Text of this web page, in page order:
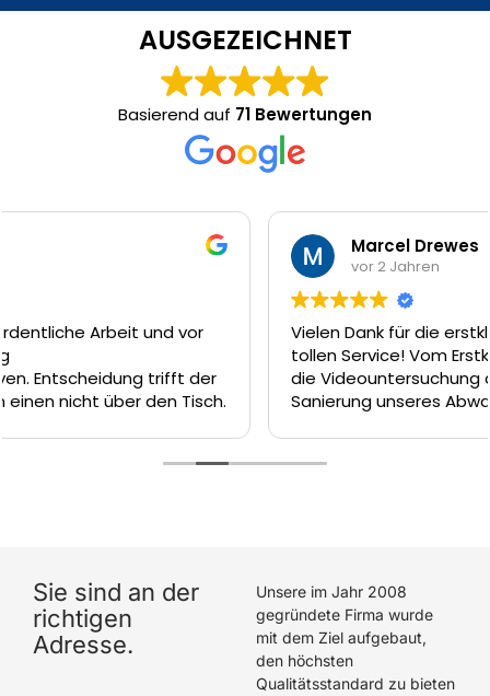
AUSGEZEICHNET
Basierend auf 71 Bewertungen
Marcel Drewes
Vielen Dank für die erstklassige Arbeit und den
tollen Service! Vom Erstkontakt am Telefon, über
die Videountersuchung am nächsten Tag und die
Sanierung unseres Abwasserkanal dank Inliner-
Technik am Tag darauf hätte es nicht besser
hat eine hervorragende Arbeit geleistet. Wir können
Sie sind an der
richtigen
Adresse.
Unsere im Jahr 2008
gegründete Firma wurde
mit dem Ziel aufgebaut,
den höchsten
Qualitätsstandard zu bieten